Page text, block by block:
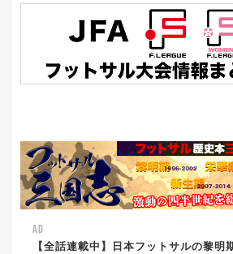
AD
【全話連載中】日本フットサルの黎明